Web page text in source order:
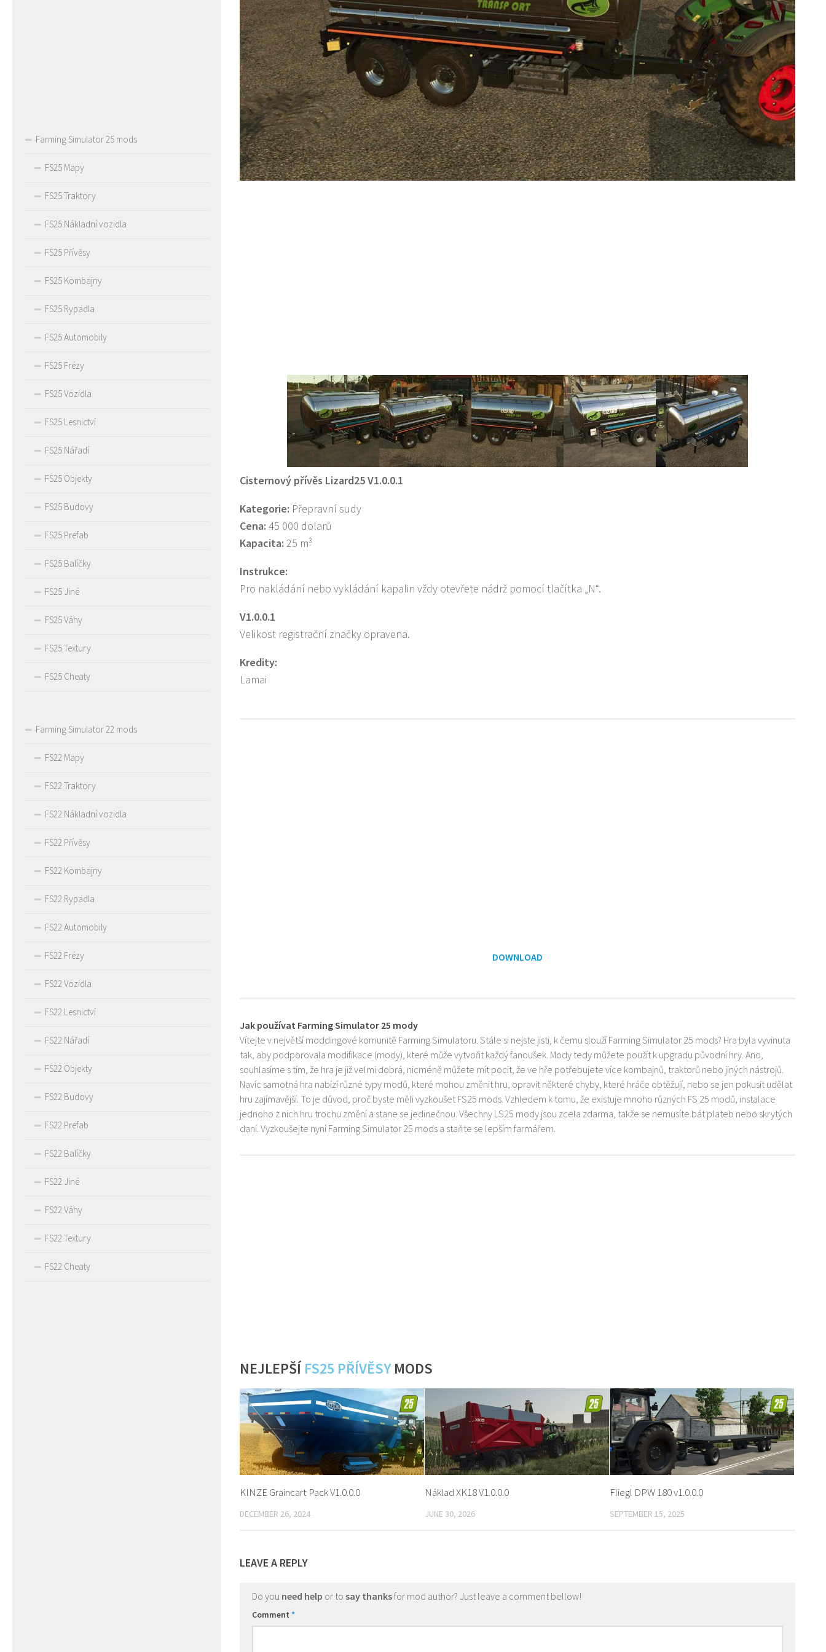
Cisternový přívěs Lizard25 V1.0.0.1
Kategorie: Přepravní sudy
Cena: 45 000 dolarů
Kapacita: 25 m³
Instrukce:
Pro nakládání nebo vykládání kapalin vždy otevřete nádrž pomocí tlačítka „N“.
V1.0.0.1
Velikost registrační značky opravena.
Kredity:
Lamai
DOWNLOAD
Jak používat Farming Simulator 25 mody
Vítejte v největší moddingové komunitě Farming Simulatoru. Stále si nejste jisti, k čemu slouží Farming Simulator 25 mods? Hra byla vyvinuta
tak, aby podporovala modifikace (mody), které může vytvořit každý fanoušek. Mody tedy můžete použít k upgradu původní hry. Ano,
souhlasíme s tím, že hra je již velmi dobrá, nicméně můžete mít pocit, že ve hře potřebujete více kombajnů, traktorů nebo jiných nástrojů.
Navíc samotná hra nabízí různé typy modů, které mohou změnit hru, opravit některé chyby, které hráče obtěžují, nebo se jen pokusit udělat
hru zajímavější. To je důvod, proč byste měli vyzkoušet FS25 mods. Vzhledem k tomu, že existuje mnoho různých FS 25 modů, instalace
jednoho z nich hru trochu změní a stane se jedinečnou. Všechny LS25 mody jsou zcela zdarma, takže se nemusíte bát plateb nebo skrytých
daní. Vyzkoušejte nyní Farming Simulator 25 mods a staňte se lepším farmářem.
NEJLEPŠÍ FS25 PŘÍVĚSYMODS
KINZE Graincart Pack V1.0.0.0
DECEMBER 26, 2024
Náklad XK18 V1.0.0.0
JUNE 30, 2026
Fliegl DPW 180 v1.0.0.0
SEPTEMBER 15, 2025
LEAVE A REPLY
Do you need help or to say thanksfor mod author? Just leave a comment bellow!
Comment *
Farming Simulator 25 mods
FS25 Mapy
FS25 Traktory
FS25 Nákladní vozidla
FS25 Přívěsy
FS25 Kombajny
FS25 Rypadla
FS25 Automobily
FS25 Frézy
FS25 Vozidla
FS25 Lesnictví
FS25 Nářadí
FS25 Objekty
FS25 Budovy
FS25 Prefab
FS25 Balíčky
FS25 Jiné
FS25 Váhy
FS25 Textury
FS25 Cheaty
Farming Simulator 22 mods
FS22 Mapy
FS22 Traktory
FS22 Nákladní vozidla
FS22 Přívěsy
FS22 Kombajny
FS22 Rypadla
FS22 Automobily
FS22 Frézy
FS22 Vozidla
FS22 Lesnictví
FS22 Nářadí
FS22 Objekty
FS22 Budovy
FS22 Prefab
FS22 Balíčky
FS22 Jiné
FS22 Váhy
FS22 Textury
FS22 Cheaty